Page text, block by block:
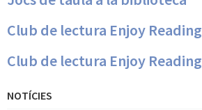
Club de lectura Enjoy Reading
Club de lectura Enjoy Reading
NOTÍCIES